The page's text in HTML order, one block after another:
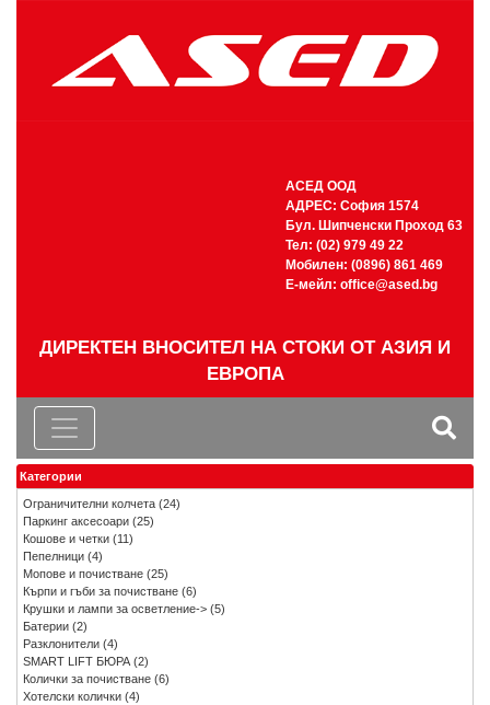
АСЕД ООД
АДРЕС: София 1574
Бул. Шипченски Проход 63
Тел: (02) 979 49 22
Мобилен: (0896) 861 469
Е-мейл: office@ased.bg
ДИРЕКТЕН ВНОСИТЕЛ НА СТОКИ ОТ АЗИЯ И
ЕВРОПА
Категории
Ограничителни колчета (24)
Паркинг аксесоари (25)
Кошове и четки (11)
Пепелници (4)
Мопове и почистване (25)
Кърпи и гъби за почистване (6)
Крушки и лампи за осветление-> (5)
Батерии (2)
Разклонители (4)
SMART LIFT БЮРА(2)
Колички за почистване (6)
Хотелски колички (4)